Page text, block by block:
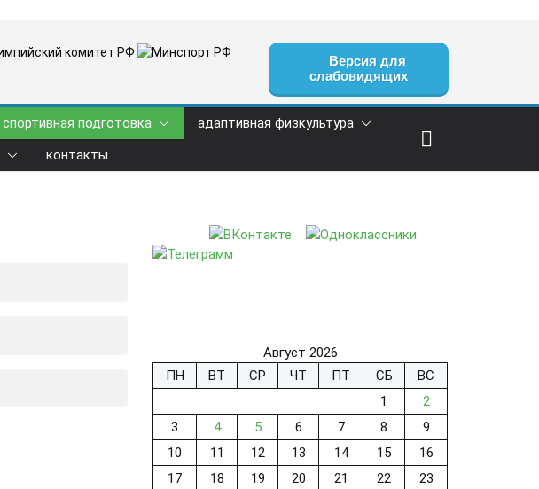
Версия для
слабовидящих
спортивная подготовка
адаптивная физкультура
контакты
Август 2026
ПН
ВТ СР ЧТ ПТ СБ
ВС
1
2
3
4 5 6 7 8
9
10
11 12 13 14 15
16
17
18 19 20 21 22
23